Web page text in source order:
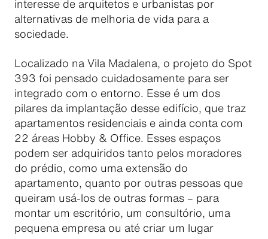
interesse de arquitetos e urbanistas por
alternativas de melhoria de vida para a
sociedade.
Localizado na Vila Madalena, o projeto do Spot
393 foi pensado cuidadosamente para ser
integrado com o entorno. Esse é um dos
pilares da implantação desse edifício, que traz
apartamentos residenciais e ainda conta com
22 áreas Hobby & Office. Esses espaços
podem ser adquiridos tanto pelos moradores
do prédio, como uma extensão do
apartamento, quanto por outras pessoas que
queiram usá-los de outras formas – para
montar um escritório, um consultório, uma
pequena empresa ou até criar um lugar